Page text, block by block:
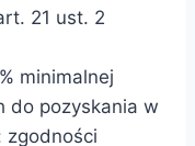
21 ust. 2
minimalnej
do pozyskania w
zgodności